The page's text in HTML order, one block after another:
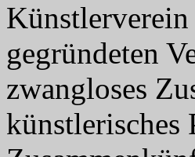
gegründeten
zwangloses
künstlerisches